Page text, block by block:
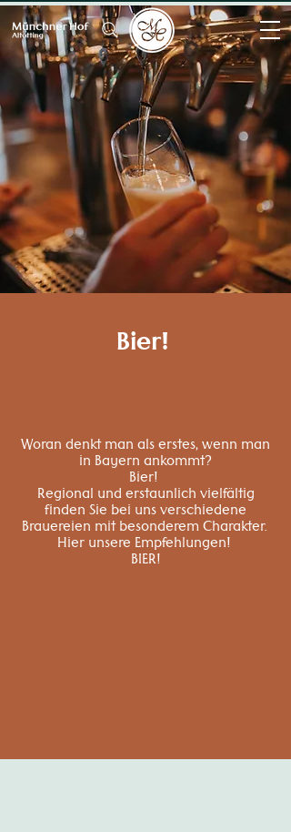
Bier!
Woran denkt man als erstes, wenn man
in Bayern ankommt?
Bier!
Regional und erstaunlich vielfältig
finden Sie bei uns verschiedene
Brauereien mit besonderem Charakter.
Hier unsere Empfehlungen!
BIER!